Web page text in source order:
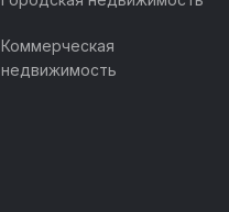
Коммерческая
недвижимость